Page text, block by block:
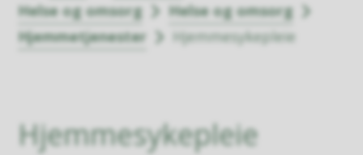
Helse og omsorg
Helse og omsorg
Hjemmetjenester
Hjemmesykepleie
Hjemmesykepleie